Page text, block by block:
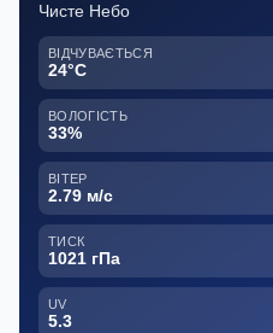
Чисте Небо
ВІДЧУВАЄТЬСЯ
24°C
ВОЛОГІСТЬ
33%
ВІТЕР
2.79 м/с
ТИСК
1021 гПа
UV
5.3